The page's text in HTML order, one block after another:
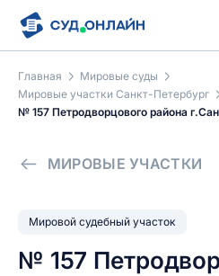
Главная
Мировые суды
Мировые участки Санкт-Петербург
№ 157 Петродворцового района
МИРОВЫЕ УЧАСТКИ
Мировой судебный участок
№ 157